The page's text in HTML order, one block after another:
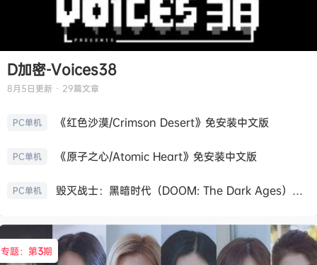
D加密-Voices38
8月5日更新 · 29篇文章
PC单机 《红色沙漠/Crimson Desert》免安装中文版
PC单机 《原子之心/Atomic Heart》免安装中文版
PC单机 毁灭战士：黑暗时代（DOOM: The Dark Ages）免安装中文版
专题：第3期